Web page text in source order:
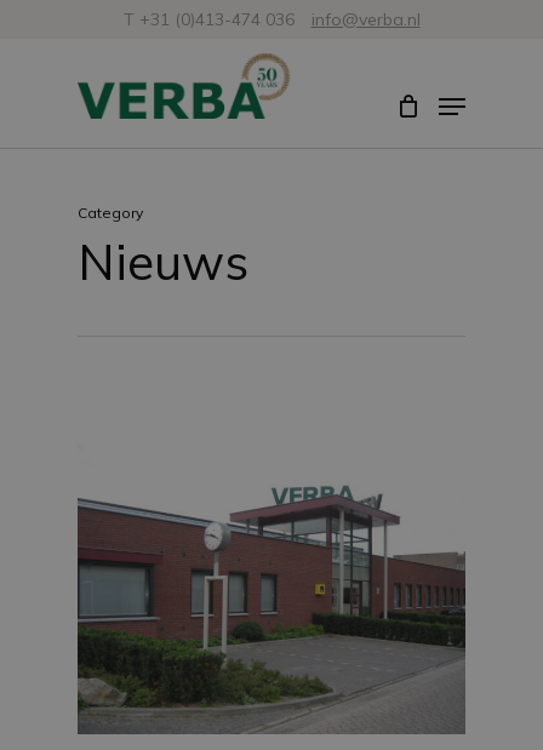
T +31 (0)413-474 036 info@verba.nl
Menu
Category
Nieuws